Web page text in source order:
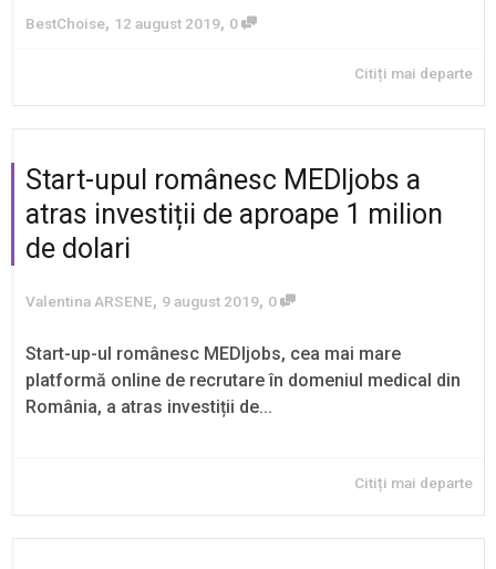
BestChoise, 12 august 2019, 0
Citiți mai departe
Start-upul românesc MEDIjobs a
atras investiții de aproape 1 milion
de dolari
Valentina ARSENE, 9 august 2019, 0
Start-up-ul românesc MEDIjobs, cea mai mare
platformă online de recrutare în domeniul medical din
România, a atras investiții de...
Citiți mai departe